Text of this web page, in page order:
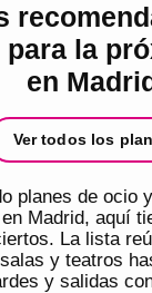
la
en
Ver todos los
planes de ocio
Madrid, aquí
La lista
y teatros
y salidas